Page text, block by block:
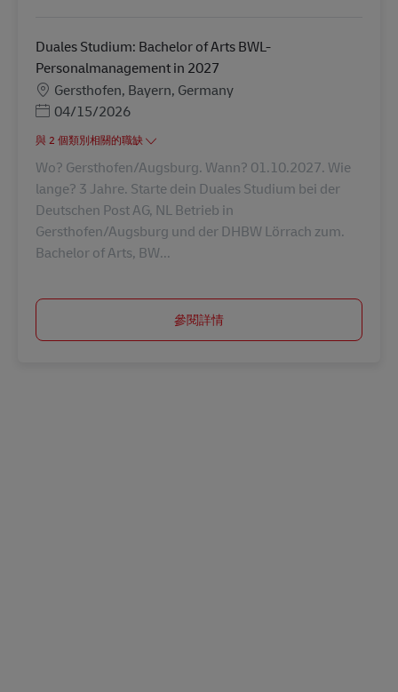
Duales Studium: Bachelor of Arts BWL-
Personalmanagement in 2027
地點Gersthofen, Bayern, Germany
Posted Date
04/15/2026
與 2 個類別相關的職缺
Wo? Gersthofen/Augsburg. Wann? 01.10.2027. Wie
lange? 3 Jahre. Starte dein Duales Studium bei der
Deutschen Post AG, NL Betrieb in
Gersthofen/Augsburg und der DHBW Lörrach zum.
Bachelor of Arts, BW...
參閱詳情